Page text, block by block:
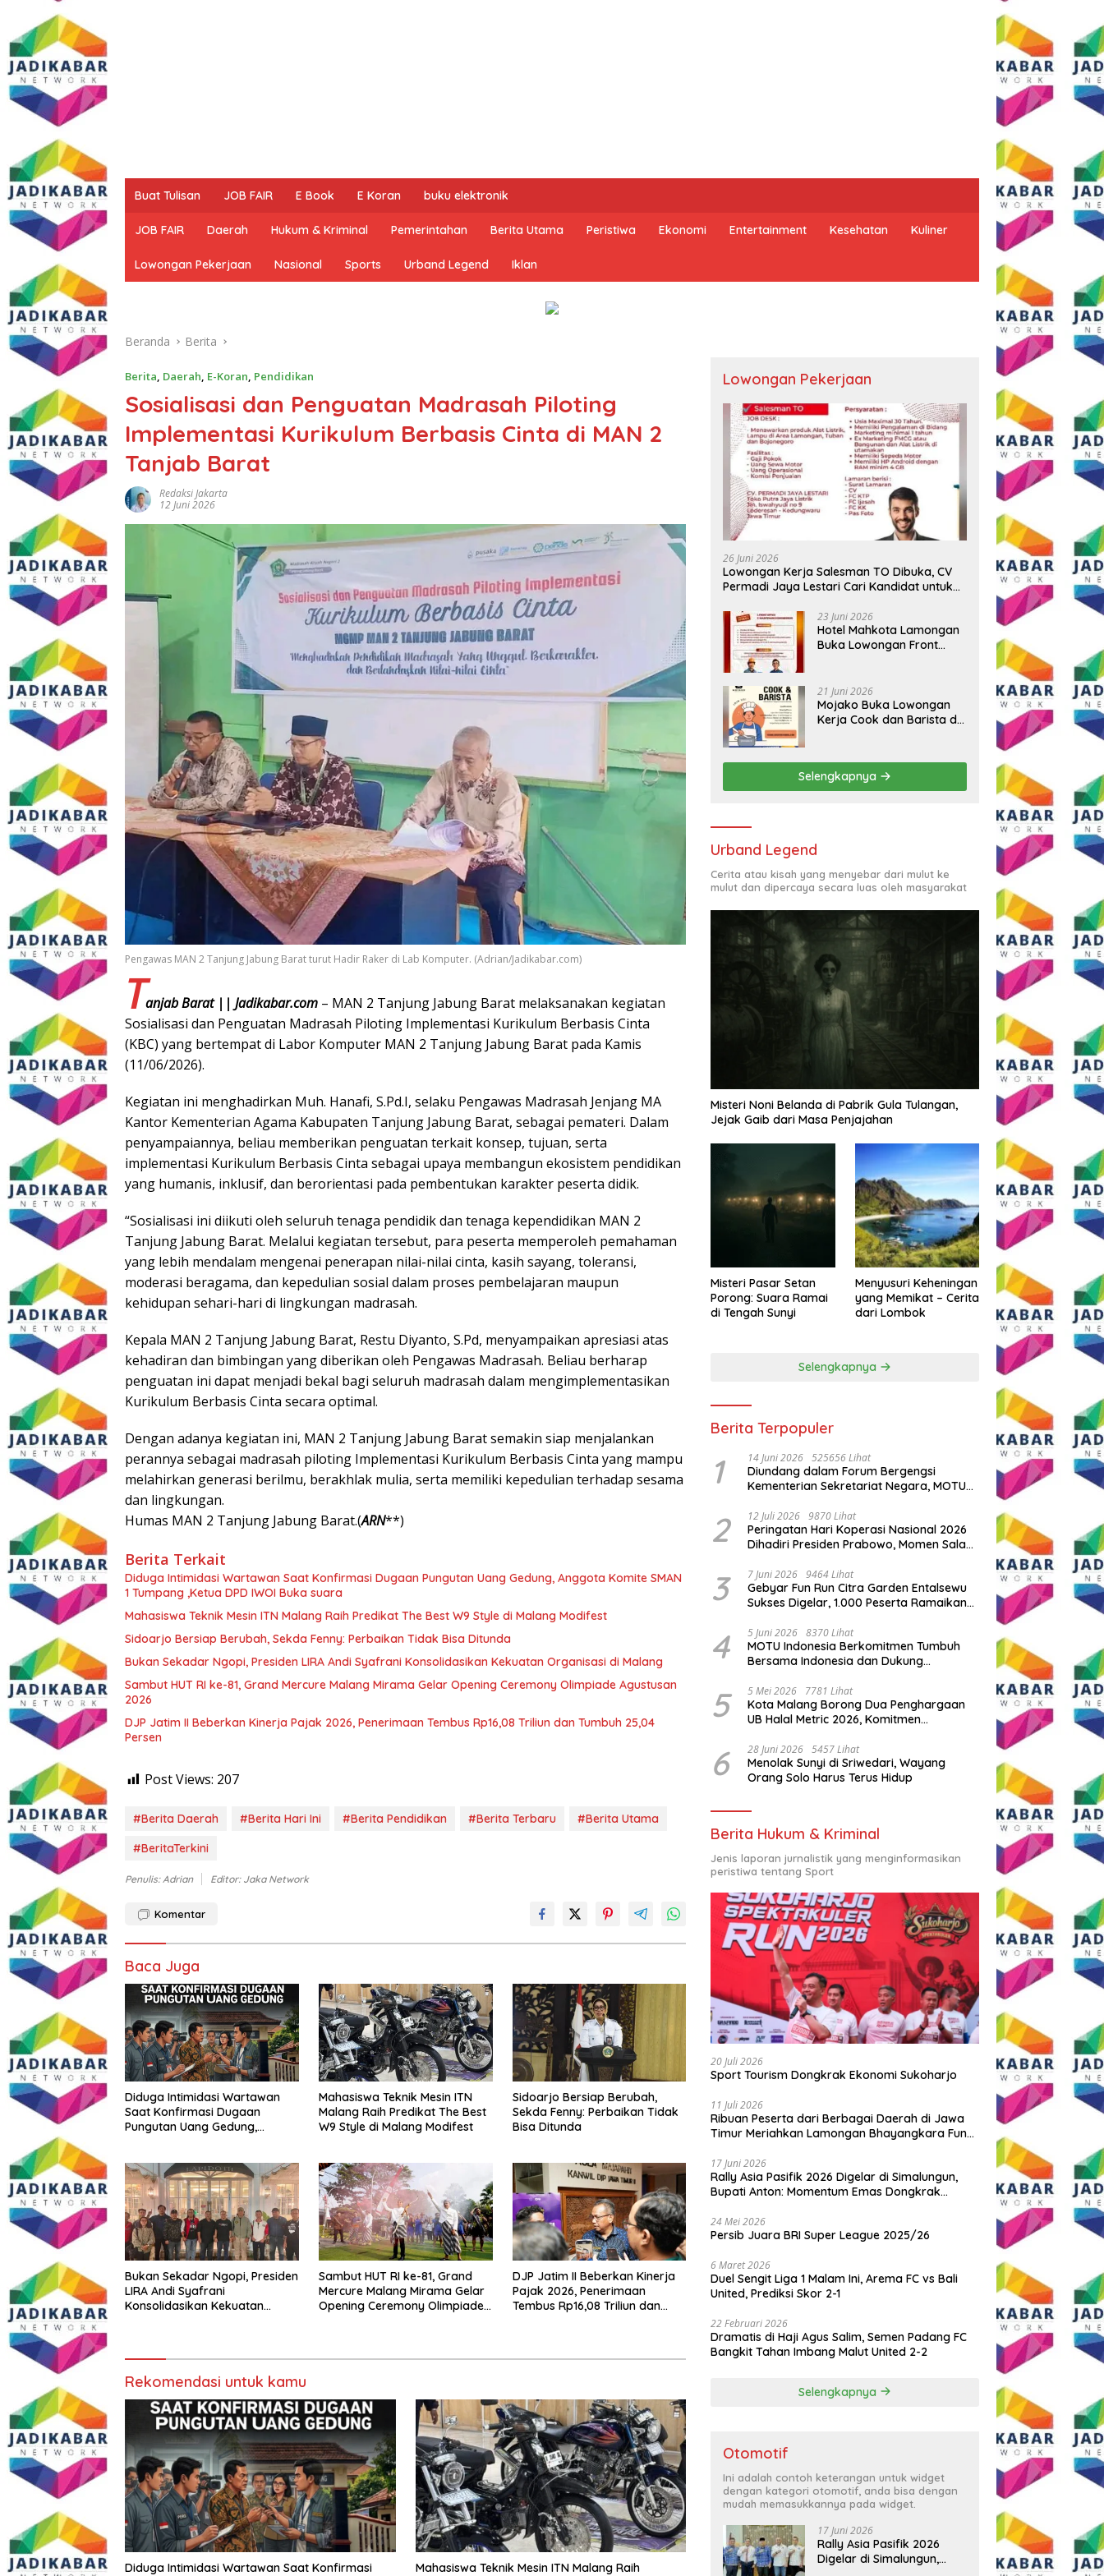
Buat Tulisan JOB FAIR E Book E Koran buku elektronik
JOB FAIR Daerah Hukum & Kriminal Pemerintahan Berita Utama Peristiwa Ekonomi Entertainment Kesehatan Kuliner
Lowongan Pekerjaan Nasional Sports Urband Legend Iklan
Beranda Berita
Berita, Daerah, E-Koran, Pendidikan
Sosialisasi dan Penguatan Madrasah Piloting
Implementasi Kurikulum Berbasis Cinta di MAN 2
Tanjab Barat
Redaksi Jakarta
12 Juni 2026
Pengawas MAN 2 Tanjung Jabung Barat turut Hadir Raker di Lab Komputer. (Adrian/Jadikabar.com)
Tanjab Barat || Jadikabar.com – MAN 2 Tanjung Jabung Barat melaksanakan kegiatan
Sosialisasi dan Penguatan Madrasah Piloting Implementasi Kurikulum Berbasis Cinta
(KBC) yang bertempat di Labor Komputer MAN 2 Tanjung Jabung Barat pada Kamis
(11/06/2026).
Kegiatan ini menghadirkan Muh. Hanafi, S.Pd.I, selaku Pengawas Madrasah Jenjang MA
Kantor Kementerian Agama Kabupaten Tanjung Jabung Barat, sebagai pemateri. Dalam
penyampaiannya, beliau memberikan penguatan terkait konsep, tujuan, serta
implementasi Kurikulum Berbasis Cinta sebagai upaya membangun ekosistem pendidikan
yang humanis, inklusif, dan berorientasi pada pembentukan karakter peserta didik.
“Sosialisasi ini diikuti oleh seluruh tenaga pendidik dan tenaga kependidikan MAN 2
Tanjung Jabung Barat. Melalui kegiatan tersebut, para peserta memperoleh pemahaman
yang lebih mendalam mengenai penerapan nilai-nilai cinta, kasih sayang, toleransi,
moderasi beragama, dan kepedulian sosial dalam proses pembelajaran maupun
kehidupan sehari-hari di lingkungan madrasah.
Kepala MAN 2 Tanjung Jabung Barat, Restu Diyanto, S.Pd, menyampaikan apresiasi atas
kehadiran dan bimbingan yang diberikan oleh Pengawas Madrasah. Beliau berharap
penguatan ini dapat menjadi bekal bagi seluruh madrasah dalam mengimplementasikan
Kurikulum Berbasis Cinta secara optimal.
Dengan adanya kegiatan ini, MAN 2 Tanjung Jabung Barat semakin siap menjalankan
perannya sebagai madrasah piloting Implementasi Kurikulum Berbasis Cinta yang mampu
melahirkan generasi berilmu, berakhlak mulia, serta memiliki kepedulian terhadap sesama
dan lingkungan.
Humas MAN 2 Tanjung Jabung Barat.(ARN**)
Berita Terkait
Diduga Intimidasi Wartawan Saat Konfirmasi Dugaan Pungutan Uang Gedung, Anggota Komite SMAN
1 Tumpang ,Ketua DPD IWOI Buka suara
Mahasiswa Teknik Mesin ITN Malang Raih Predikat The Best W9 Style di Malang Modifest
Sidoarjo Bersiap Berubah, Sekda Fenny: Perbaikan Tidak Bisa Ditunda
Bukan Sekadar Ngopi, Presiden LIRA Andi Syafrani Konsolidasikan Kekuatan Organisasi di Malang
Sambut HUT RI ke-81, Grand Mercure Malang Mirama Gelar Opening Ceremony Olimpiade Agustusan
2026
DJP Jatim II Beberkan Kinerja Pajak 2026, Penerimaan Tembus Rp16,08 Triliun dan Tumbuh 25,04
Persen
Post Views: 207
#Berita Daerah #Berita Hari Ini #Berita Pendidikan #Berita Terbaru
#Berita Utama
#BeritaTerkini
Penulis: Adrian Editor: Jaka Network
Komentar
Baca Juga
Diduga Intimidasi Wartawan
Saat Konfirmasi Dugaan
Pungutan Uang Gedung,
Buka suara
Mahasiswa Teknik Mesin ITN
Malang Raih Predikat The Best
W9 Style di Malang Modifest
Sidoarjo Bersiap Berubah,
Sekda Fenny: Perbaikan Tidak
Bisa Ditunda
Bukan Sekadar Ngopi, Presiden
LIRA Andi Syafrani
Konsolidasikan Kekuatan
Sambut HUT RI ke-81, Grand
Mercure Malang Mirama Gelar
Opening Ceremony Olimpiade
DJP Jatim II Beberkan Kinerja
Pajak 2026, Penerimaan
Tembus Rp16,08 Triliun dan
Rekomendasi untuk kamu
Diduga Intimidasi Wartawan Saat Konfirmasi
Mahasiswa Teknik Mesin ITN Malang Raih
Lowongan Pekerjaan
26 Juni 2026
Lowongan Kerja Salesman TO Dibuka, CV
Permadi Jaya Lestari Cari Kandidat untuk
23 Juni 2026
Hotel Mahkota Lamongan
Buka Lowongan Front
Syaratnya
21 Juni 2026
Mojako Buka Lowongan
Kerja Cook dan Barista di
Selengkapnya
Urband Legend
Cerita atau kisah yang menyebar dari mulut ke
mulut dan dipercaya secara luas oleh masyarakat
Misteri Noni Belanda di Pabrik Gula Tulangan,
Jejak Gaib dari Masa Penjajahan
Misteri Pasar Setan
Porong: Suara Ramai
di Tengah Sunyi
Menyusuri Keheningan
yang Memikat – Cerita
dari Lombok
Selengkapnya
Berita Terpopuler
1 14 Juni 2026 525656 Lihat
Diundang dalam Forum Bergengsi
Kementerian Sekretariat Negara, MOTU
Indonesia
2 12 Juli 2026 9870 Lihat
Peringatan Hari Koperasi Nasional 2026
Dihadiri Presiden Prabowo, Momen Salam
3 7 Juni 2026 9464 Lihat
Gebyar Fun Run Citra Garden Entalsewu
Sukses Digelar, 1.000 Peserta Ramaikan
4 5 Juni 2026 8370 Lihat
MOTU Indonesia Berkomitmen Tumbuh
Bersama Indonesia dan Dukung
5 5 Mei 2026 7781 Lihat
Kota Malang Borong Dua Penghargaan
UB Halal Metric 2026, Komitmen
6 28 Juni 2026 5457 Lihat
Menolak Sunyi di Sriwedari, Wayang
Orang Solo Harus Terus Hidup
Berita Hukum & Kriminal
Jenis laporan jurnalistik yang menginformasikan
peristiwa tentang Sport
20 Juli 2026
Sport Tourism Dongkrak Ekonomi Sukoharjo
11 Juli 2026
Ribuan Peserta dari Berbagai Daerah di Jawa
Timur Meriahkan Lamongan Bhayangkara Fun
17 Juni 2026
Rally Asia Pasifik 2026 Digelar di Simalungun,
Bupati Anton: Momentum Emas Dongkrak
24 Mei 2026
Persib Juara BRI Super League 2025/26
6 Maret 2026
Duel Sengit Liga 1 Malam Ini, Arema FC vs Bali
United, Prediksi Skor 2-1
22 Februari 2026
Dramatis di Haji Agus Salim, Semen Padang FC
Bangkit Tahan Imbang Malut United 2-2
Selengkapnya
Otomotif
Ini adalah contoh keterangan untuk widget
dengan kategori otomotif, anda bisa dengan
mudah memasukkannya pada widget.
17 Juni 2026
Rally Asia Pasifik 2026
Digelar di Simalungun,